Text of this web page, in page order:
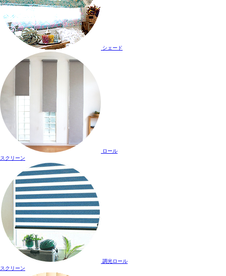
シェード
ロール
スクリーン
調光ロール
スクリーン